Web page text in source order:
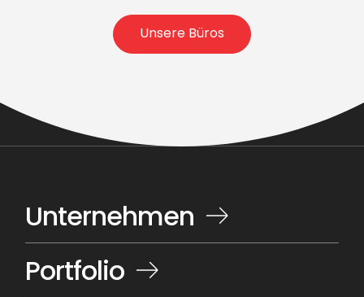
Unsere Büros
Unternehmen
Portfolio